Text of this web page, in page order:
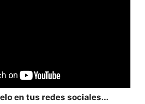
en tus redes sociales...